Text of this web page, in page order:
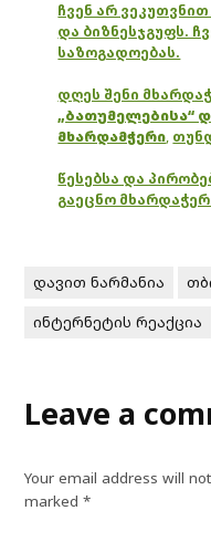
ჩვენ არ
და ბიზნესჯგუფს.
საზოგადოებას.
დღეს შენი
„ბათუმელებისა“
მხარდამჭერი,
წესებსა და
გაეცნო
დავით ნარმანია
ინტერნეტის რეაქცია
Leave a
Your email address will
marked*